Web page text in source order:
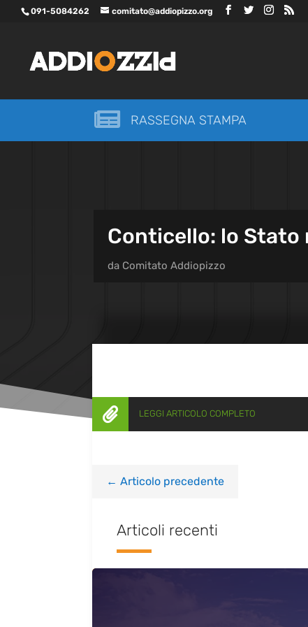
091-5084262 comitato@addiopizzo.org
 RASSEGNA STAMPA
Conticello: lo Stato
da Comitato Addiopizzo
 LEGGI ARTICOLO COMPLETO
← Articolo precedente
Articoli recenti